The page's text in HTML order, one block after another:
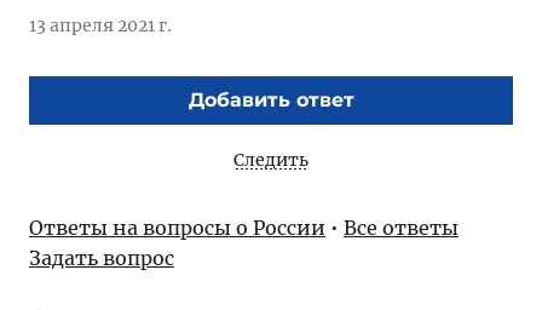
13 апреля 2021 г.
Добавить ответ
Следить
Ответы на вопросы о России • Все ответы
Задать вопрос